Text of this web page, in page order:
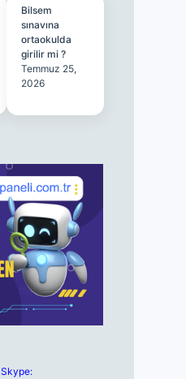
Bilsem
sınavına
ortaokulda
girilir mi ?
Temmuz 25,
2026
Skype: